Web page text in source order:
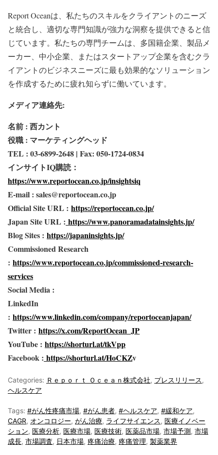
Report Oceanは、私たちのスキルをクライアントのニーズ
と統合し、適切な専門知識が強力な洞察を提供できると信
じています。私たちの専門チームは、多国籍企業、製品メ
ーカー、中小企業、またはスタートアップ企業を含むクラ
イアントのビジネスニーズに最も効果的なソリューション
を作成するために疲れ知らずに働いています。
メディア連絡先:
名前 : 西カント
役職 : マーケティングヘッド
TEL : 03-6899-2648 | Fax: 050-1724-0834
インサイトIQ購読：
https://www.reportocean.co.jp/insightsiq
E-mail : sales@reportocean.co.jp
Official Site URL : https://reportocean.co.jp/
Japan Site URL : https://www.panoramadatainsights.jp/
Blog Sites : https://japaninsights.jp/
Commissioned Research
: https://www.reportocean.co.jp/commissioned-research-
services
Social Media :
LinkedIn
: https://www.linkedin.com/company/reportoceanjapan/
Twitter : https://x.com/ReportOcean_JP
YouTube : https://shorturl.at/tkVpp
Facebook : https://shorturl.at/HoCKZv
Categories: Ｒｅｐｏｒｔ Ｏｃｅａｎ株式会社, プレスリリース,
ヘルスケア
Tags: #がん性疼痛市場, #がん患者, #ヘルスケア, #緩和ケア,
CAGR, オンコロジー, がん治療, ライフサイエンス, 医療イノベー
ション, 医療分析, 医療市場, 医療技術, 医薬品市場, 市場予測, 市場
成長, 市場調査, 日本市場, 疼痛治療, 疼痛管理, 製薬業界